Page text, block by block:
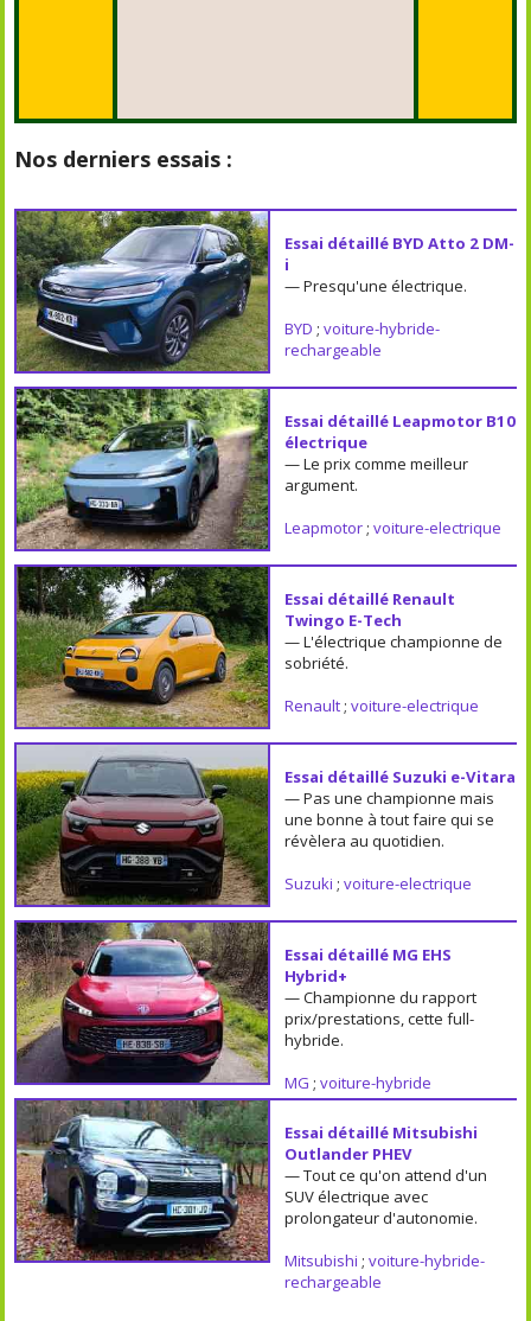
Nos derniers essais :
Essai détaillé BYD Atto 2 DM-
i
— Presqu'une électrique.
BYD ; voiture-hybride-
rechargeable
Essai détaillé Leapmotor B10
électrique
— Le prix comme meilleur
argument.
Leapmotor; voiture-electrique
Essai détaillé Renault
Twingo E-Tech
— L'électrique championne de
sobriété.
Renault; voiture-electrique
Essai détaillé Suzuki e-Vitara
— Pas une championne mais
une bonne à tout faire qui se
révèlera au quotidien.
Suzuki ; voiture-electrique
Essai détaillé MG EHS
Hybrid+
— Championne du rapport
prix/prestations, cette full-
hybride.
MG ; voiture-hybride
Essai détaillé Mitsubishi
Outlander PHEV
— Tout ce qu'on attend d'un
SUV électrique avec
prolongateur d'autonomie.
Mitsubishi ; voiture-hybride-
rechargeable